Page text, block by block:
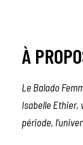
À
Le Balado
Isabelle Ethier,
période,